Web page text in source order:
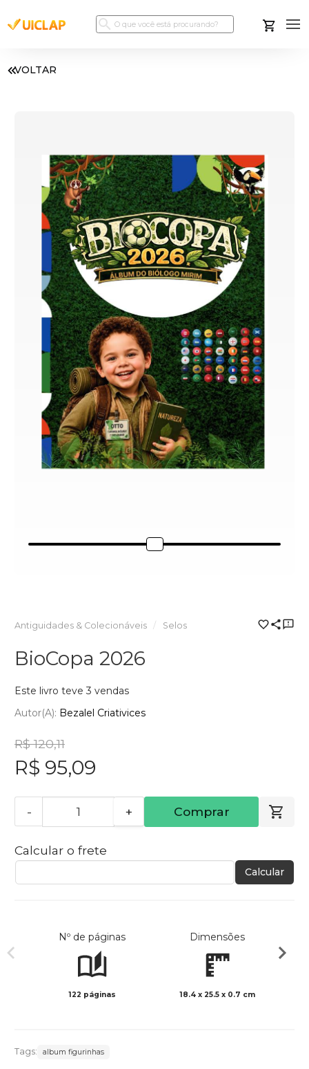
VOLTAR
Antiguidades & Colecionáveis Selos
BioCopa 2026
Este livro teve 3 vendas
Autor(a): Bezalel Criativices
R$ 120,11
R$ 95,09
- + Comprar
Calcular o frete
Calcular
Nº de páginas
122 páginas
Dimensões
18.4 x 25.5 x 0.7 cm
Tags: album figurinhas